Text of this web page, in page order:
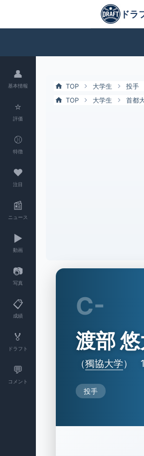
渡部 悠太（獨協大）の特徴とドラフト評価 |
ドラフト候
👤
基本情報
⭐
評価
⚾
特徴
❤
注目
📰
ニュース
▶️
動画
📷
写真
📋
成績
🏅
ドラフト
💬
コメント
TOP 大学生 投手
TOP
大学生 首都
C-
渡部
（獨協大学）
投手